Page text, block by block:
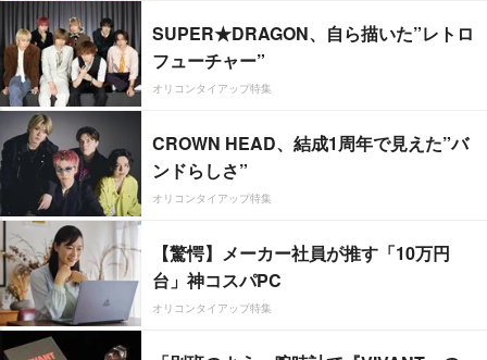
SUPER★DRAGON、自ら描いた”レトロ
フューチャー”
オリコンタイアップ特集
CROWN HEAD、結成1周年で見えた”バ
ンドらしさ”
オリコンタイアップ特集
【驚愕】メーカー社員が推す「10万円
台」神コスパPC
オリコンタイアップ特集